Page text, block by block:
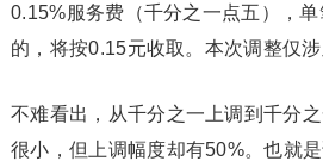
0.15%服务费（千分之一点五），
的，将按0.15元收取。本次调整仅涉
不难看出，从千分之一上调到千分
很小，但上调幅度却有50%。也就